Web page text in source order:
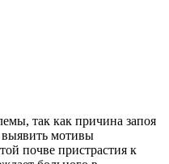
так как причина запоя
выявить мотивы
почве пристрастия к